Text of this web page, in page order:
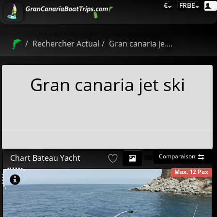
€ FRBE
Rechercher Actual Gran canaria je....
Gran canaria jet ski
Comparaison:
Chart Bateau Yacht
Max. 12 Pax
DISPONIBLE